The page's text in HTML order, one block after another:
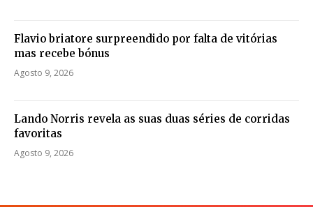
Flavio briatore surpreendido por falta de vitórias
mas recebe bónus
Agosto 9, 2026
Lando Norris revela as suas duas séries de corridas
favoritas
Agosto 9, 2026